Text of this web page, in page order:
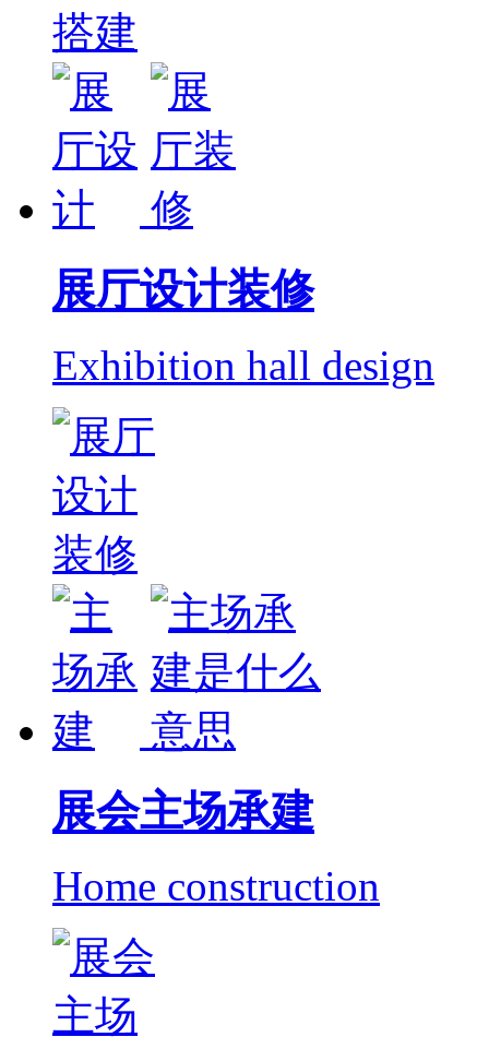
展厅设计装修
Exhibition hall design
展会主场承建
Home construction